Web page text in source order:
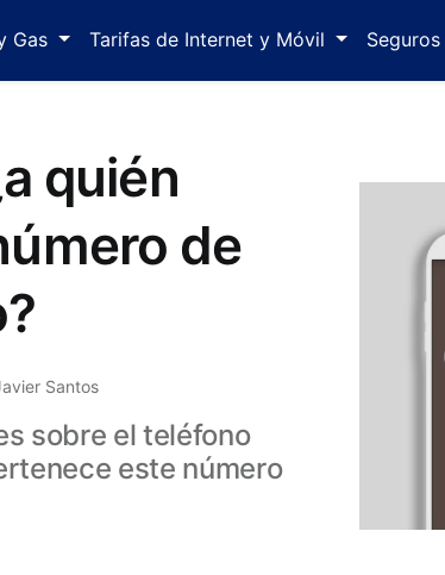
Gas Tarifas de Internet y Móvil
quién
de
Santos
sobre el teléfono
este número